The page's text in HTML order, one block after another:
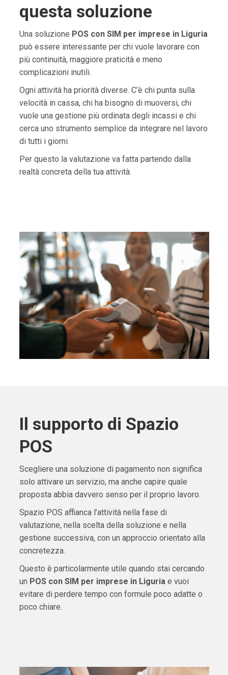
questa soluzione
Una soluzione POS con SIM per imprese in Liguria
può essere interessante per chi vuole lavorare con
più continuità, maggiore praticità e meno
complicazioni inutili.
Ogni attività ha priorità diverse. C’è chi punta sulla
velocità in cassa, chi ha bisogno di muoversi, chi
vuole una gestione più ordinata degli incassi e chi
cerca uno strumento semplice da integrare nel lavoro
di tutti i giorni.
Per questo la valutazione va fatta partendo dalla
realtà concreta della tua attività.
Il supporto di Spazio
POS
Scegliere una soluzione di pagamento non significa
solo attivare un servizio, ma anche capire quale
proposta abbia davvero senso per il proprio lavoro.
Spazio POS affianca l’attività nella fase di
valutazione, nella scelta della soluzione e nella
gestione successiva, con un approccio orientato alla
concretezza.
Questo è particolarmente utile quando stai cercando
un POS con SIM per imprese in Liguriae vuoi
evitare di perdere tempo con formule poco adatte o
poco chiare.